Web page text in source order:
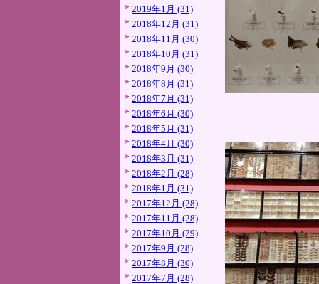
2019年1月 (31)
2018年12月 (31)
2018年11月 (30)
2018年10月 (31)
2018年9月 (30)
2018年8月 (31)
2018年7月 (31)
2018年6月 (30)
2018年5月 (31)
2018年4月 (30)
2018年3月 (31)
2018年2月 (28)
2018年1月 (31)
2017年12月 (28)
2017年11月 (28)
2017年10月 (29)
2017年9月 (28)
2017年8月 (30)
2017年7月 (28)